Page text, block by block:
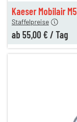
Kaeser Mobilair
Staffelpreise
ab 55,00 € / Tag